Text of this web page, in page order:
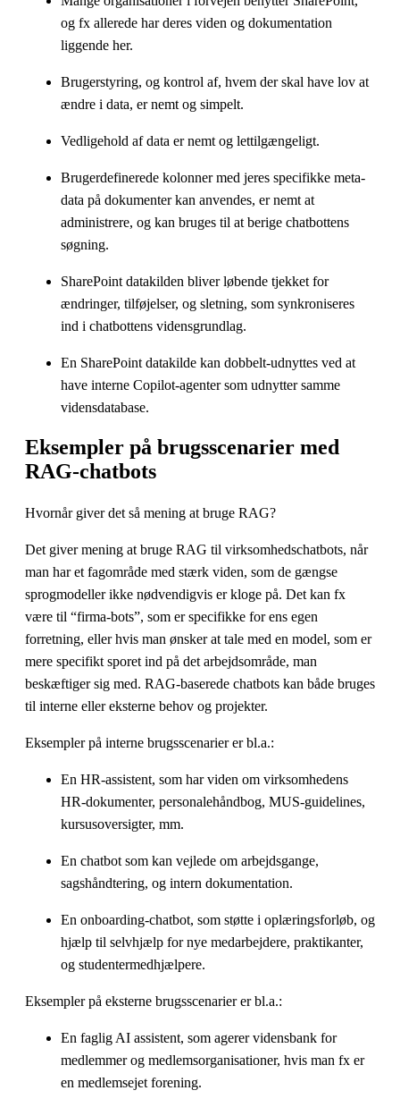
og fx allerede har deres viden og dokumentation
liggende her.
Brugerstyring, og kontrol af, hvem der skal have lov at
ændre i data, er nemt og simpelt.
Vedligehold af data er nemt og lettilgængeligt.
Brugerdefinerede kolonner med jeres specifikke meta-
data på dokumenter kan anvendes, er nemt at
administrere, og kan bruges til at berige chatbottens
søgning.
SharePoint datakilden bliver løbende tjekket for
ændringer, tilføjelser, og sletning, som synkroniseres
ind i chatbottens vidensgrundlag.
En SharePoint datakilde kan dobbelt-udnyttes ved at
have interne Copilot-agenter som udnytter samme
vidensdatabase.
Eksempler på brugsscenarier med
RAG-chatbots
Hvornår giver det så mening at bruge RAG?
Det giver mening at bruge RAG til virksomhedschatbots, når
man har et fagområde med stærk viden, som de gængse
sprogmodeller ikke nødvendigvis er kloge på. Det kan fx
være til “firma-bots”, som er specifikke for ens egen
forretning, eller hvis man ønsker at tale med en model, som er
mere specifikt sporet ind på det arbejdsområde, man
beskæftiger sig med. RAG-baserede chatbots kan både bruges
til interne eller eksterne behov og projekter.
Eksempler på interne brugsscenarier er bl.a.:
En HR-assistent, som har viden om virksomhedens
HR-dokumenter, personalehåndbog, MUS-guidelines,
kursusoversigter, mm.
En chatbot som kan vejlede om arbejdsgange,
sagshåndtering, og intern dokumentation.
En onboarding-chatbot, som støtte i oplæringsforløb, og
hjælp til selvhjælp for nye medarbejdere, praktikanter,
og studentermedhjælpere.
Eksempler på eksterne brugsscenarier er bl.a.:
En faglig AI assistent, som agerer vidensbank for
medlemmer og medlemsorganisationer, hvis man fx er
en medlemsejet forening.